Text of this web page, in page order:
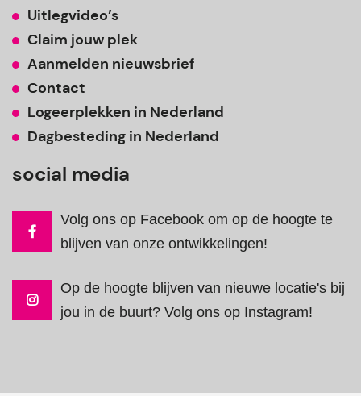
Uitlegvideo’s
Claim jouw plek
Aanmelden nieuwsbrief
Contact
Logeerplekken in Nederland
Dagbesteding in Nederland
social media
Volg ons op Facebook om op de hoogte te
blijven van onze ontwikkelingen!
Op de hoogte blijven van nieuwe locatie's bij
jou in de buurt? Volg ons op Instagram!